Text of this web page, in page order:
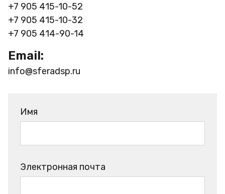
+7 905 415-10-52
+7 905 415-10-32
+7 905 414-90-14
Email:
info@sferadsp.ru
Имя
Электронная почта